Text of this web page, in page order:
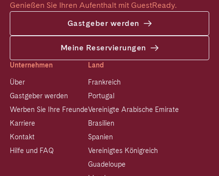
Genießen Sie Ihren Aufenthalt mit GuestReady.
Gastgeber werden
Meine Reservierungen
Unternehmen
Über
Gastgeber werden
Werben Sie Ihre Freunde
Karriere
Kontakt
Hilfe und FAQ
Land
Frankreich
Portugal
Vereinigte Arabische Emirate
Brasilien
Spanien
Vereinigtes Königreich
Guadeloupe